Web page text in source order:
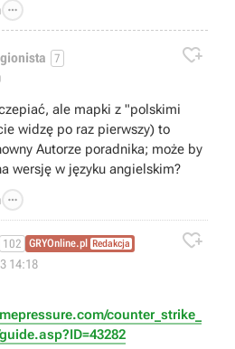

7 
ale mapki z "polskimi
widzę po raz pierwszy) to
Autorze poradnika; może by
wersję w języku angielskim?

102 GRYOnline.pl Redakcja
14:18

counter_strike_